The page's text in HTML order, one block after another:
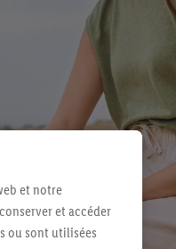
et notre
et accéder
ou sont utilisées